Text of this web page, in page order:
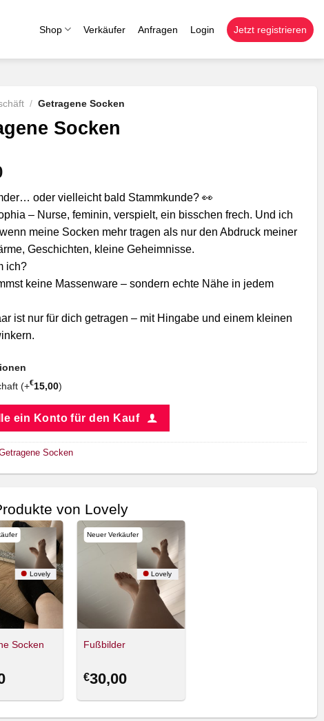
Shop Verkäufer Anfragen Login Jetzt registrieren
/ Getragene Socken
Socken
oder vielleicht bald Stammkunde? 👀
– Nurse, feminin, verspielt, ein bisschen frech. Und ich
meine Socken mehr tragen als nur den Abdruck meiner
Geschichten, kleine Geheimnisse.
ich?
keine Massenware – sondern echte Nähe in jedem
ist nur für dich getragen – mit Hingabe und einem kleinen
(+€15,00)
ein Konto für den Kauf
Socken
von Lovely
Lovely
Socken
Neuer Verkäufer
Lovely
Fußbilder
€30,00